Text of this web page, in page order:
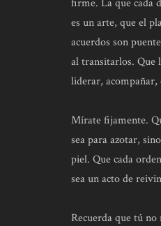
firme. La que cada
es un arte, que el
acuerdos son
al transitarlos. Que
liderar, acompañar,
Mírate fijamente.
sea para azotar,
piel. Que cada
sea un acto de
Recuerda que tú